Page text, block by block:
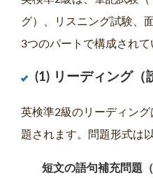
グ）、リスニング試験、
3つのパートで構成されて
(1) リーディング（
英検準2級のリーディン
題されます。問題形式は
短文の語句補充問題（